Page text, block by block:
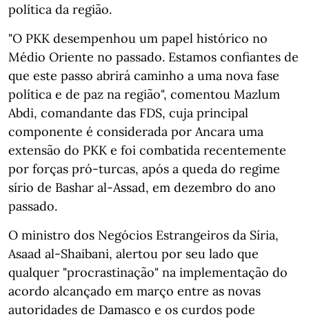
política da região.
"O PKK desempenhou um papel histórico no
Médio Oriente no passado. Estamos confiantes de
que este passo abrirá caminho a uma nova fase
política e de paz na região", comentou Mazlum
Abdi, comandante das FDS, cuja principal
componente é considerada por Ancara uma
extensão do PKK e foi combatida recentemente
por forças pró-turcas, após a queda do regime
sírio de Bashar al-Assad, em dezembro do ano
passado.
O ministro dos Negócios Estrangeiros da Síria,
Asaad al-Shaibani, alertou por seu lado que
qualquer "procrastinação" na implementação do
acordo alcançado em março entre as novas
autoridades de Damasco e os curdos pode